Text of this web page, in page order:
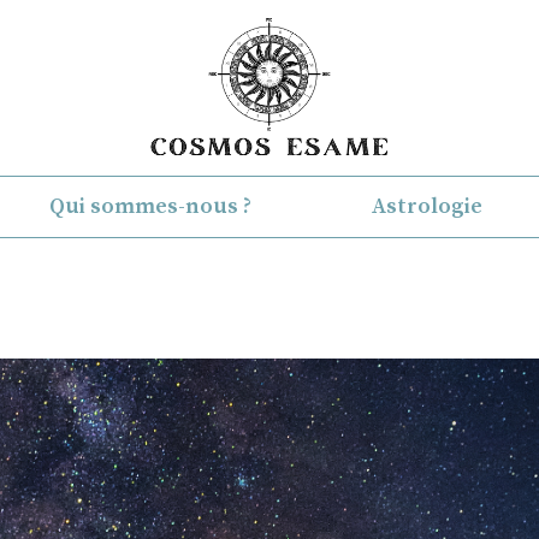
Qui sommes-nous ? Astrologie